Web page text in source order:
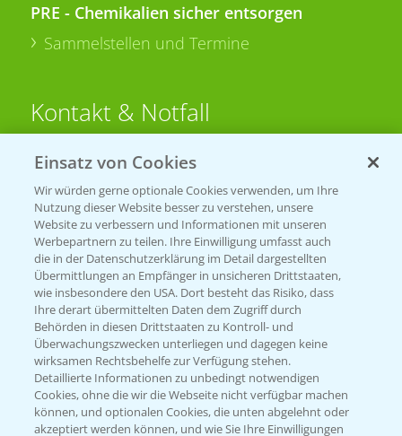
PRE - Chemikalien sicher entsorgen
Sammelstellen und Termine
Kontakt & Notfall
Beratung auf WhatsApp
T.+49 (0)174 346 564 1
KONTAKT
Hilfe in Notfällen
T.+49 (0)214/30-20220
Einsatz von Cookies
Wir würden gerne optionale Cookies verwenden, um Ihre
Nutzung dieser Website besser zu verstehen, unsere
Website zu verbessern und Informationen mit unseren
Werbepartnern zu teilen. Ihre Einwilligung umfasst auch
die in der Datenschutzerklärung im Detail dargestellten
Übermittlungen an Empfänger in unsicheren Drittstaaten,
wie insbesondere den USA. Dort besteht das Risiko, dass
Ihre derart übermittelten Daten dem Zugriff durch
Behörden in diesen Drittstaaten zu Kontroll- und
Überwachungszwecken unterliegen und dagegen keine
wirksamen Rechtsbehelfe zur Verfügung stehen.
Detaillierte Informationen zu unbedingt notwendigen
Cookies, ohne die wir die Webseite nicht verfügbar machen
können, und optionalen Cookies, die unten abgelehnt oder
akzeptiert werden können, und wie Sie Ihre Einwilligungen